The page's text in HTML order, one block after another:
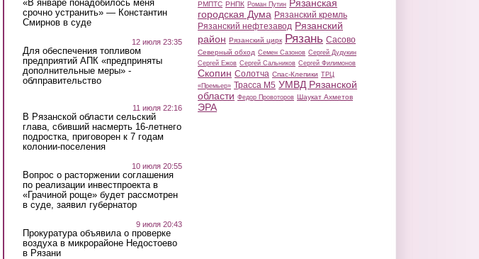
«В январе понадобилось меня
срочно устранить» — Константин
Смирнов в суде
12 июля 23:35
Для обеспечения топливом
предприятий АПК «предприняты
дополнительные меры» -
облправительство
11 июля 22:16
В Рязанской области сельский
глава, сбивший насмерть 16-летнего
подростка, приговорен к 7 годам
колонии-поселения
10 июля 20:55
Вопрос о расторжении соглашения
по реализации инвестпроекта в
«Грачиной роще» будет рассмотрен
в суде, заявил губернатор
9 июля 20:43
Прокуратура объявила о проверке
воздуха в микрорайоне Недостоево
в Рязани
РМПТС РНПК Роман Путин Рязанская
городская Дума Рязанский кремль
Рязанский нефтезавод Рязанский
район Рязанский цирк Рязань Сасово
Северный обход Семен Сазонов Сергей Дудукин
Сергей Ежов Сергей Сальников Сергей Филимонов
Скопин Солотча Спас-Клепики ТРЦ
«Премьер» Трасса М5 УМВД Рязанской
области Федор Провоторов Шаукат Ахметов
ЭРА